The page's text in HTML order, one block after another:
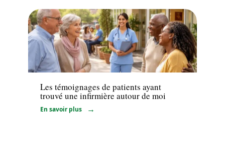
Santé
Les témoignages de patients ayant
trouvé une infirmière autour de moi
En savoir plus